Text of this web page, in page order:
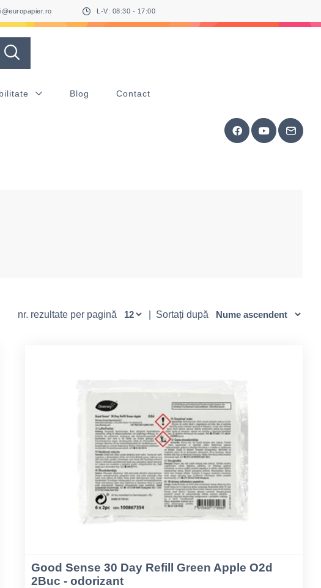
L-V: 08:30 - 17:00
Blog Contact
nr. rezultate per pagină Sortați după
Good Sense 30 Day Refill Green Apple O2d
2Buc - odorizant